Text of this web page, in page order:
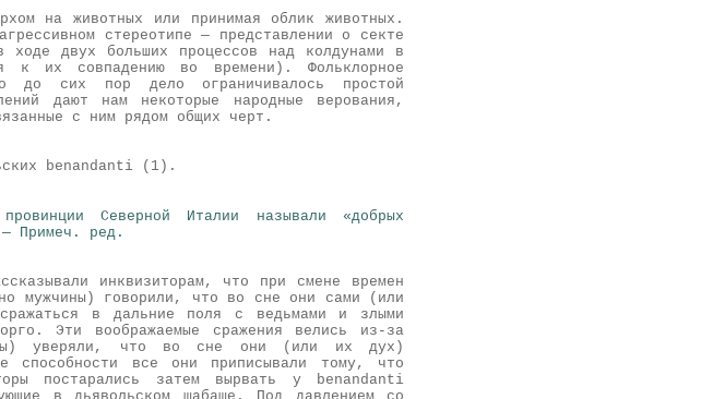
на животных или принимая облик животных.
стереотипе — представлении о секте
двух больших процессов над колдунами в
их совпадению во времени). Фольклорное
до сих пор дело ограничивалось простой
дают нам некоторые народные верования,
с ним рядом общих черт.
benandanti (1).
Северной Италии называли «добрых
Примеч. ред.
инквизиторам, что при смене времен
мужчины) говорили, что во сне они сами (или
в дальние поля с ведьмами и злыми
Эти воображаемые сражения велись из-за
уверяли, что во сне они (или их дух)
способности все они приписывали тому, что
постарались затем вырвать у benandanti